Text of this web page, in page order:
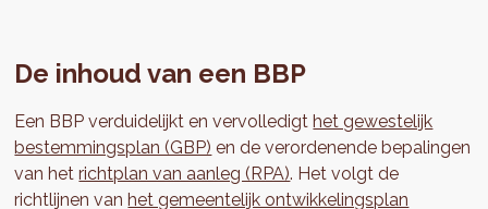
De inhoud van een BBP
Een BBP verduidelijkt en vervolledigthet gewestelijk
bestemmingsplan (GBP) en de verordenende bepalingen
van hetrichtplan van aanleg (RPA). Het volgt de
richtlijnen vanhet gemeentelijk ontwikkelingsplan